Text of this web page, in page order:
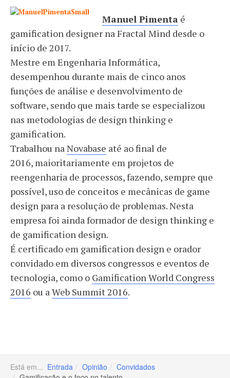
Manuel Pimenta é
gamification designer na Fractal Mind desde o
início de 2017.
Mestre em Engenharia Informática,
desempenhou durante mais de cinco anos
funções de análise e desenvolvimento de
software, sendo que mais tarde se especializou
nas metodologias de design thinking e
gamification.
Trabalhou naNovabase até ao final de
2016, maioritariamente em projetos de
reengenharia de processos, fazendo, sempre que
possível, uso de conceitos e mecânicas de game
design para a resolução de problemas. Nesta
empresa foi ainda formador de design thinking e
de gamification design.
É certificado em gamification design e orador
convidado em diversos congressos e eventos de
tecnologia, como o Gamification World Congress
2016 ou aWeb Summit 2016.
Está em... Entrada Opinião
Convidados